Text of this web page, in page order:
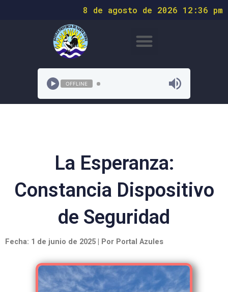
8 de agosto de 2026 12:36 pm
OFFLINE
La Esperanza:
Constancia Dispositivo
de Seguridad
Fecha: 1 de junio de 2025 | Por Portal Azules